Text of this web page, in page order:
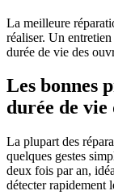
La meilleure
réaliser. Un
durée de vie des
Les bonnes
durée de
La plupart des
quelques gestes
deux fois par an,
détecter rapidement